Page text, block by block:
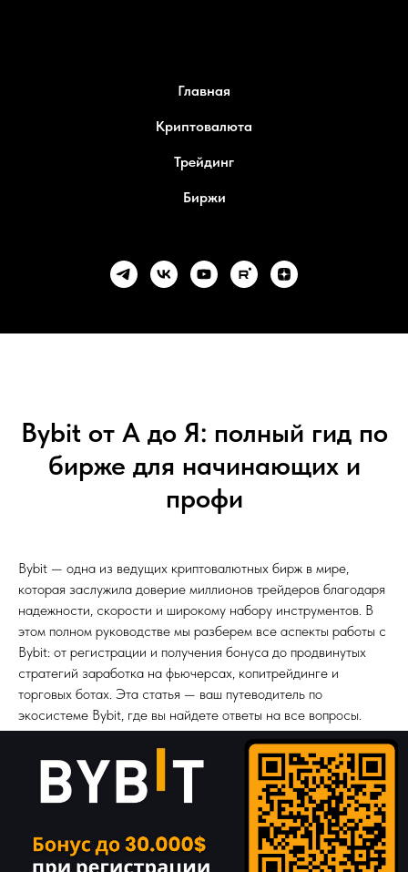
Главная
Криптовалюта
Трейдинг
Биржи
Bybit от А до Я: полный гид по
бирже для начинающих и
профи
Bybit — одна из ведущих криптовалютных бирж в мире,
которая заслужила доверие миллионов трейдеров благодаря
надежности, скорости и широкому набору инструментов. В
этом полном руководстве мы разберем все аспекты работы с
Bybit: от регистрации и получения бонуса до продвинутых
стратегий заработка на фьючерсах, копитрейдинге и
торговых ботах. Эта статья — ваш путеводитель по
экосистеме Bybit, где вы найдете ответы на все вопросы.